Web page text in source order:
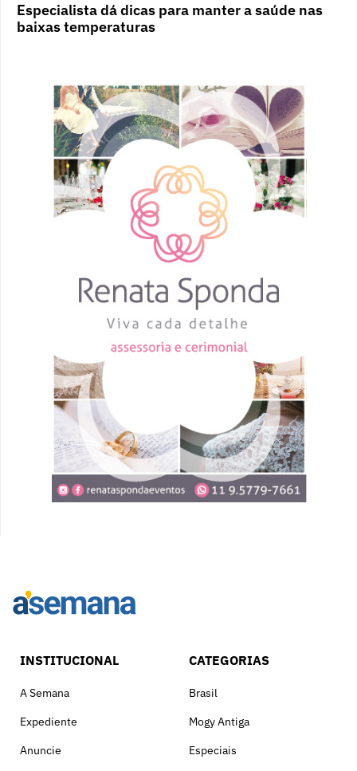
Especialista dá dicas para manter a saúde nas
baixas temperaturas
INSTITUCIONAL
A Semana
Expediente
Anuncie
CATEGORIAS
Brasil
Mogy Antiga
Especiais